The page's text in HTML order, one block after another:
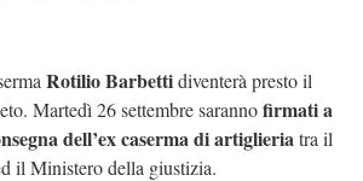
Rotilio Barbettidiventerà presto il
Martedì 26 settembre sarannofirmati a
dell’ex caserma di artiglieriatra il
il Ministero della giustizia.